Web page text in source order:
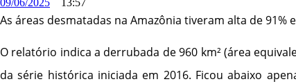
09/06/2025 13:57
As áreas desmatadas na Amazônia tiveram alta de
O relatório indica a derrubada de 960 km² (área
da série histórica iniciada em 2016. Ficou abaixo